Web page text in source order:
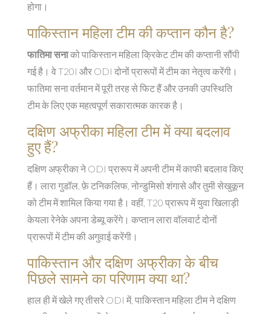
होगा।
पाकिस्तान महिला टीम की कप्तान कौन है?
फातिमा सनाको पाकिस्तान महिला क्रिकेट टीम की कप्तानी सौंपी
गई है। वे T20I और ODI दोनों प्रारूपों में टीम का नेतृत्व करेंगी।
फातिमा सना वर्तमान में पूरी तरह से फिट हैं और उनकी उपस्थिति
टीम के लिए एक महत्वपूर्ण सकारात्मक कारक है।
दक्षिण अफ्रीका महिला टीम में क्या बदलाव
हुए हैं?
दक्षिण अफ्रीका ने ODI प्रारूप में अपनी टीम में काफी बदलाव किए
हैं। लारा गुडॉल, फ़े टनिकलिफ, नोन्डुमिसो शंगासे और तुमी सेखुकून
को टीम में शामिल किया गया है। वहीं, T20 प्रारूप में युवा खिलाड़ी
केयला रेनेके अपना डेब्यू करेंगे। कप्तान लारा वॉलवार्ट दोनों
प्रारूपों में टीम की अगुवाई करेंगी।
पाकिस्तान और दक्षिण अफ्रीका के बीच
पिछले सामने का परिणाम क्या था?
हाल ही में खेले गए तीसरे ODI में, पाकिस्तान महिला टीम ने दक्षिण